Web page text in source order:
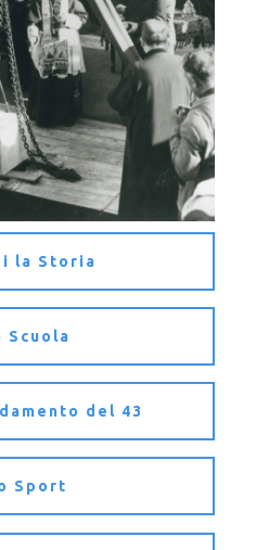
la Storia
Scuola
del 43
Sport